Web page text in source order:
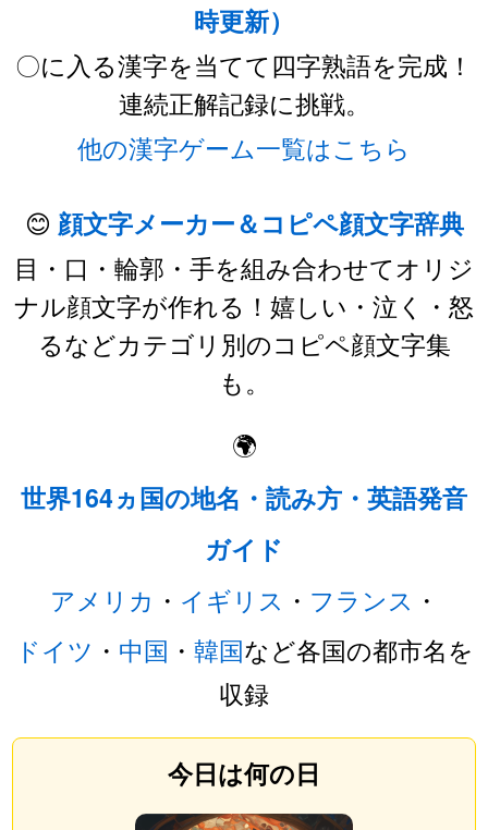
時更新）
〇に入る漢字を当てて四字熟語を完成！
連続正解記録に挑戦。
他の漢字ゲーム一覧はこちら
😊 顔文字メーカー＆コピペ顔文字辞典
目・口・輪郭・手を組み合わせてオリジ
ナル顔文字が作れる！嬉しい・泣く・怒
るなどカテゴリ別のコピペ顔文字集
も。
🌍
世界164ヵ国の地名・読み方・英語発音
ガイド
アメリカ ・ イギリス ・ フランス ・
ドイツ ・ 中国 ・ 韓国など各国の都市名を
収録
今日は何の日